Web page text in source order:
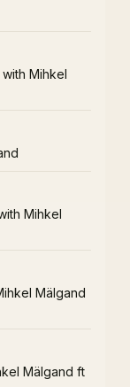
Mihkel
Mihkel
Mälgand
Mälgand ft